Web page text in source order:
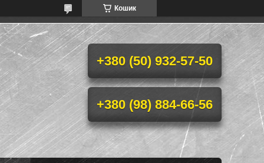
Кошик
+380 (50) 932-57-50
+380 (98) 884-66-56